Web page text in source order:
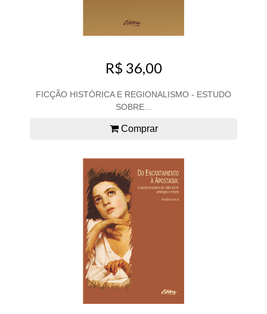
R$ 36,00
FICÇÃO HISTÓRICA E REGIONALISMO - ESTUDO
SOBRE...
Comprar